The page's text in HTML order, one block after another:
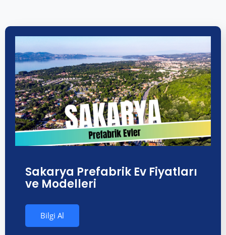
Sakarya Prefabrik Ev Fiyatları
ve Modelleri
Bilgi Al